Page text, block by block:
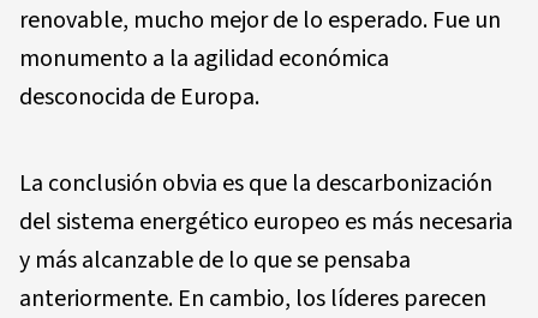
renovable, mucho mejor de lo esperado. Fue un
monumento a la agilidad económica
desconocida de Europa.
La conclusión obvia es que la descarbonización
del sistema energético europeo es más necesaria
y más alcanzable de lo que se pensaba
anteriormente. En cambio, los líderes parecen